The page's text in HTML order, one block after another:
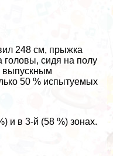
248 см, прыжка
головы, сидя на полу
выпускным
50 % испытуемых
и в 3-й (58 %) зонах.